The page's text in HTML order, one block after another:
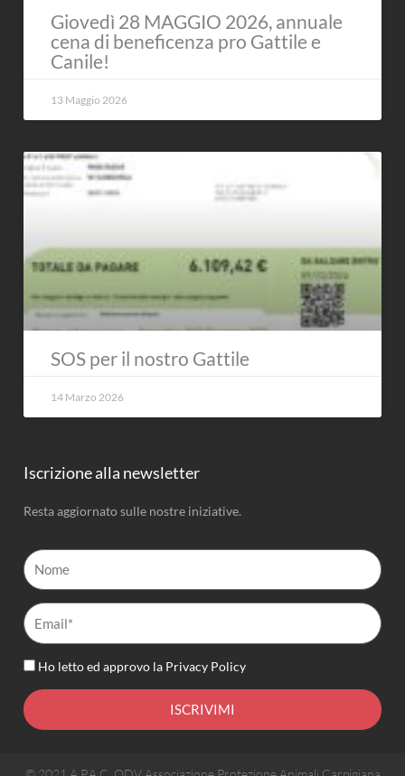
Giovedì 28 MAGGIO 2026, annuale
cena di beneficenza pro Gattile e
Canile!
13 Maggio 2026
SOS per il nostro Gattile
14 Marzo 2026
Iscrizione alla newsletter
Resta aggiornato sulle nostre iniziative.
Nome
Email*
Ho letto ed approvo la Privacy Policy
ISCRIVIMI